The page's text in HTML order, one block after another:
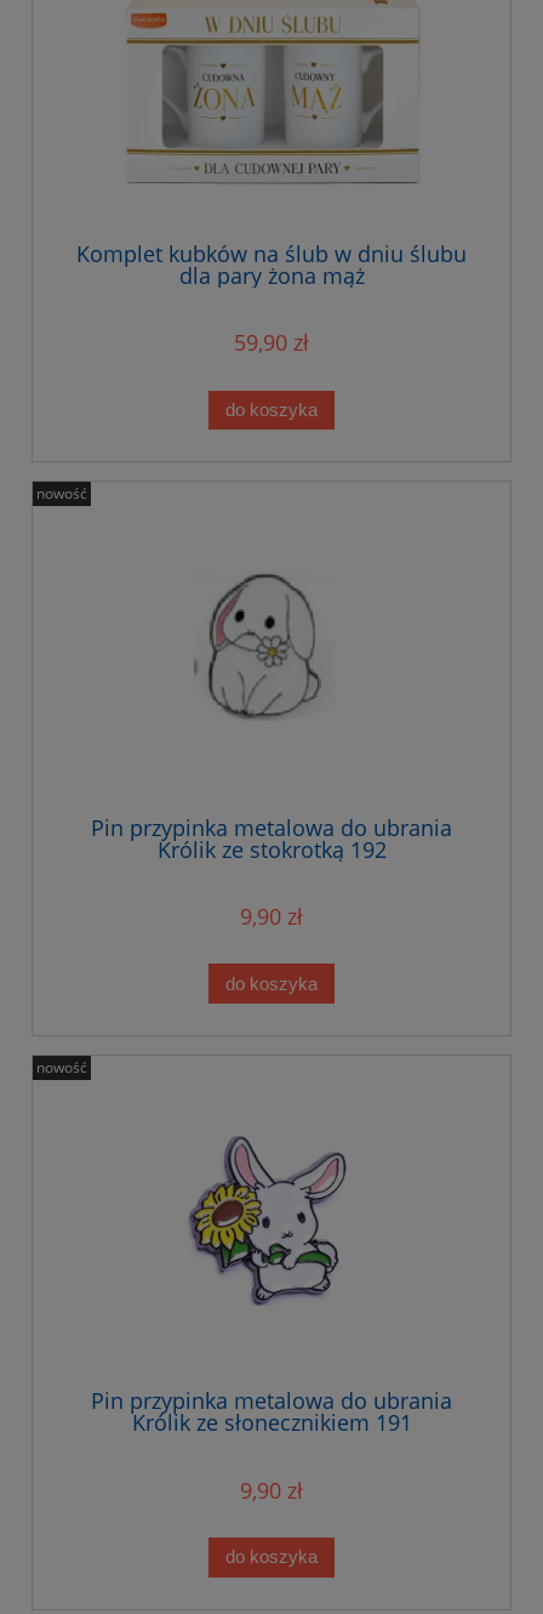
Komplet kubków na ślub w dniu ślubu
dla pary żona mąż
59,90 zł
do koszyka
Pin przypinka metalowa do ubrania
Królik ze stokrotką 192
9,90 zł
do koszyka
nowość
Pin przypinka metalowa do ubrania
Królik ze słonecznikiem 191
9,90 zł
do koszyka
nowość